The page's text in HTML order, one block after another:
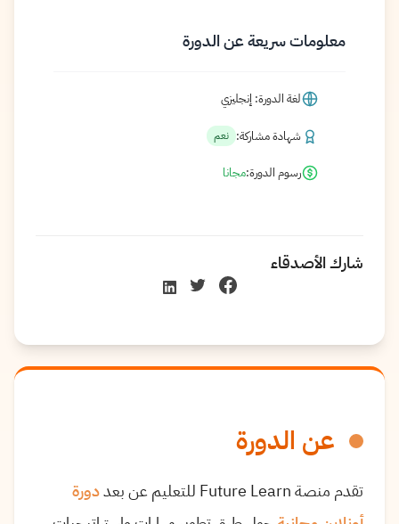
عن الدورة
تقدم منصة Future Learn للتعليم عن بعد
دورة
معلومات سريعة عن الدورة
لغة الدورة: إنجليزي
شهادة مشاركة: نعم
رسوم الدورة:مجانا
شارك الأصدقاء